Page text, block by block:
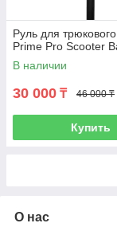
Руль для
Prime Pro Scooter
В наличии
30 000 ₸ 46 000 ₸
Купить
О нас